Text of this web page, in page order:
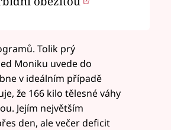
Tolik prý
Moniku uvede do
v ideálním případě
že 166 kilo tělesné váhy
Jejím největším
den, ale večer deficit